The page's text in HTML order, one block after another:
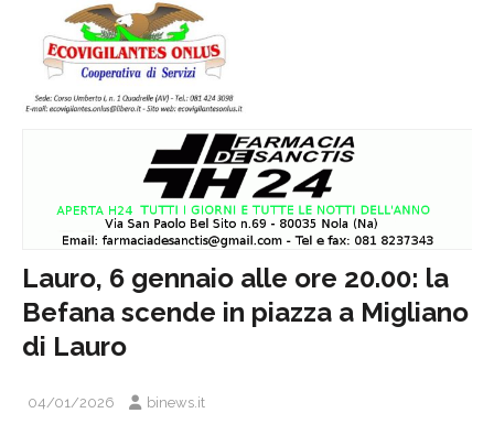
Lauro, 6 gennaio alle ore 20.00: la
Befana scende in piazza a Migliano
di Lauro
04/01/2026 binews.it